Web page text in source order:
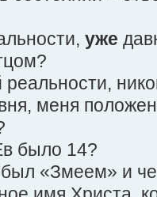
уже
меня
было 14?
«Змеем» и